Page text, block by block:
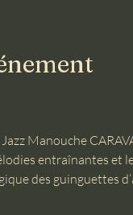
Manouche
entraînantes et
des guinguettes